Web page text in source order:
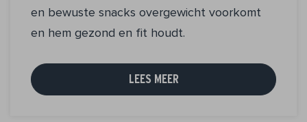
en bewuste snacks overgewicht voorkomt
en hem gezond en fit houdt.
LEES MEER